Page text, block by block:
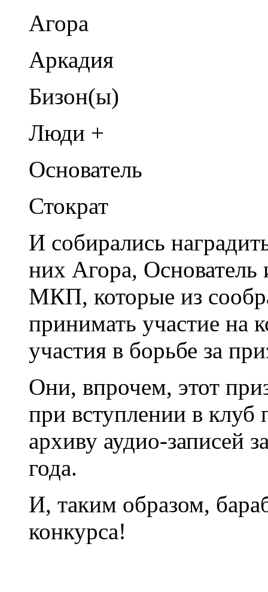
Агора
Аркадия
Бизон(ы)
Люди +
Основатель
Стократ
И собирались
них Агора,
МКП, которые из
принимать участие на
участия в борьбе за
Они, впрочем, этот
при вступлении в
архиву аудио-
года.
И, таким образом,
конкурса!